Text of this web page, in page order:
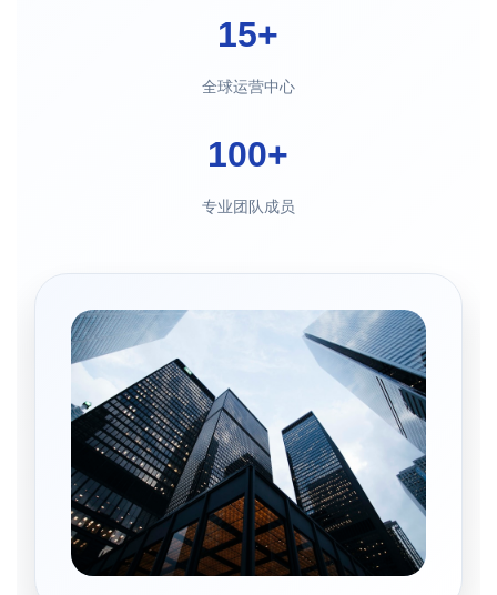
15+
全球运营中心
100+
专业团队成员